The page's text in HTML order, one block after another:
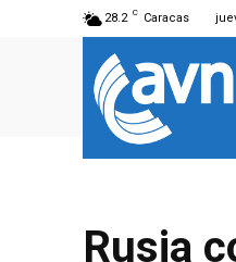
28.2 C Caracas
Rusia